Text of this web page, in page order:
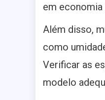
em
Além disso,
como
Verificar as
modelo